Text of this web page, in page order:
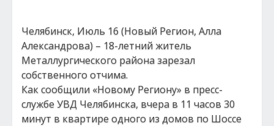
Челябинск, Июль 16 (Новый Регион, Алла
Александрова) – 18-летний житель
Металлургического района зарезал
собственного отчима.
Как сообщили «Новому Региону» в пресс-
службе УВД Челябинска, вчера в 11 часов 30
минут в квартире одного из домов по Шоссе